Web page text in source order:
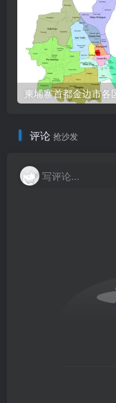
评论 抢沙发
写评论...